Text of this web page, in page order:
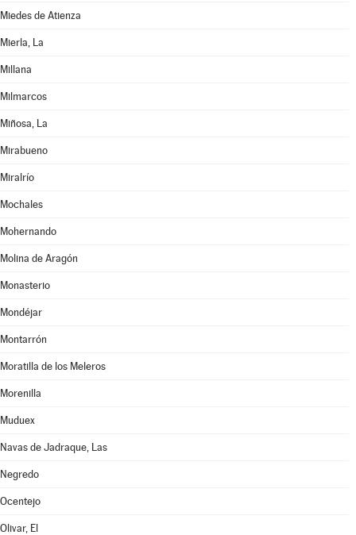
Miedes de Atienza
Mierla, La
Millana
Milmarcos
Miñosa, La
Mirabueno
Miralrío
Mochales
Mohernando
Molina de Aragón
Monasterio
Mondéjar
Montarrón
Moratilla de los Meleros
Morenilla
Muduex
Navas de Jadraque, Las
Negredo
Ocentejo
Olivar, El